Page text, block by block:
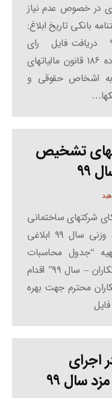
در خصوص عدم نیاز
ضمانتنامه بانکی تاریخ ابلاغ:
۳ تیر ۱۳۹۹ شماره پرونده: ۹۷۰۲۷۸۶ دریافت فایل رای
هیات عمومی: بر مبنای تبصره ۱ ماده ۱۸۶ قانون مالیاتهای
به اشخاص حقوقی و
تشخیص
۹۹
شرکتهای ساختمانی
بر اساس بخشنامه ضریب متوسط وزنی سال ۹۹ ابلاغی
نسبت به تهیه “جدول محاسبات
شاخصهای تشخیص صلاحیت پیمانکاران – سال ۹۹” اقدام
محترم جهت بهره
فایل
اجرای